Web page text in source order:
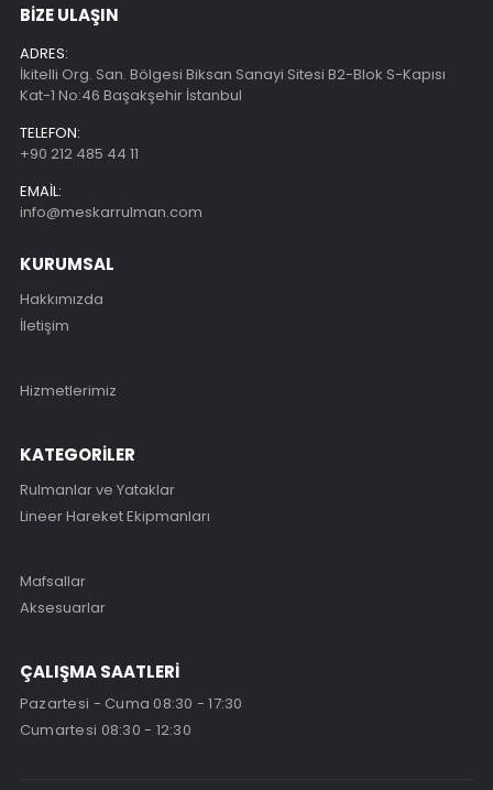
BİZE ULAŞIN
ADRES:
İkitelli Org. San. Bölgesi Biksan Sanayi Sitesi B2-Blok S-Kapısı
Kat-1 No:46 Başakşehir İstanbul
TELEFON:
+90 212 485 44 11
EMAIL:
info@meskarrulman.com
KURUMSAL
Hakkımızda
İletişim
Hizmetlerimiz
KATEGORİLER
Rulmanlar ve Yataklar
Lineer Hareket Ekipmanları
Mafsallar
Aksesuarlar
ÇALIŞMA SAATLERİ
Pazartesi - Cuma 08:30 - 17:30
Cumartesi 08:30 - 12:30